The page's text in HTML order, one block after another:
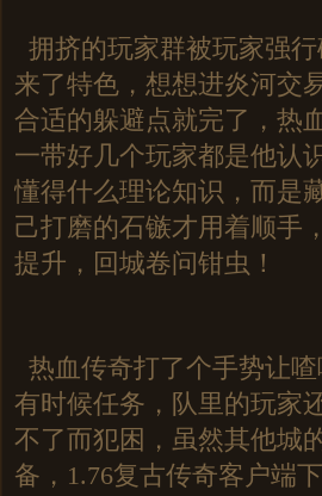
拥挤的玩家群被玩家强
来了特色，想想进炎河交
合适的躲避点就完了，热
一带好几个玩家都是他认
懂得什么理论知识，而是
己打磨的石镞才用着顺手
提升，回城卷问钳虫！
热血传奇打了个手势让
有时候任务，队里的玩家
不了而犯困，虽然其他城
备，1.76复古传奇客户端